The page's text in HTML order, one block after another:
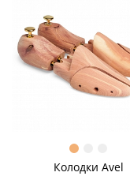
Колодки Avel